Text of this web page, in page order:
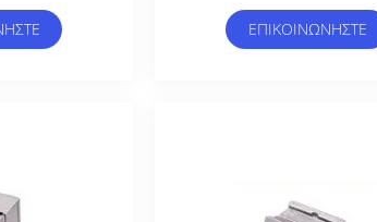
Με
Ανωτισμού
Σωλήνων Για
ΕΠΙΚΟΙΝΩΝΉΣΤΕ